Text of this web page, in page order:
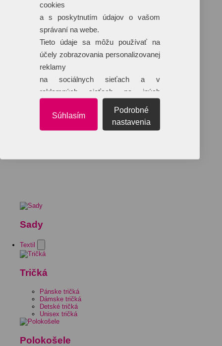
Sady
Textil
Tričká
Pánske tričká
Dámske tričká
Detské tričká
Unisex tričká
Polokošele
cookies
a s poskytnutím údajov o vašom
správaní na webe.
Tieto údaje sa môžu používať na
účely zobrazovania personalizovanej
reklamy
na sociálnych sieťach a v
reklamných sieťach na iných
Súhlasím
Podrobné
nastavenia